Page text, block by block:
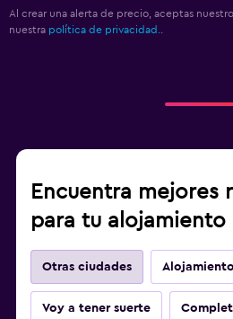
Al crear una alerta de precio, aceptas
nuestra política de privacidad.
Encuentra mejores
para tu
Otras ciudades
Voy a tener suerte